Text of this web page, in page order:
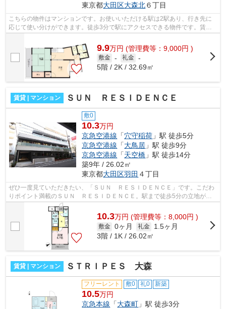
東京都大田区大森北６丁目
こちらの物件はマンションです。お使いいただける駅は2駅あり、行き先に
応じて使い分けができます。徒歩3分で駅にアクセスできる物件です。賃貸
情報をお探しの方は、ぜひ当社にご連絡...
9.9万円 (管理費等：9,000円 )
敷金 - 礼金 -
5階 / 2K / 32.69㎡
賃貸 | マンション ＳＵＮ ＲＥＳＩＤＥＮＣＥ
敷0
10.3万円
京急空港線 「穴守稲荷 」駅 徒歩5分
京急空港線 「大鳥居 」駅 徒歩9分
京急空港線 「天空橋 」駅 徒歩14分
築9年 / 26.02㎡
東京都大田区羽田 ４丁目
ぜひ一度見ていただきたい、「ＳＵＮ ＲＥＳＩＤＥＮＣＥ」です。こだわ
りポイント満載のＳＵＮ ＲＥＳＩＤＥＮＣＥ。駅まで徒歩5分の立地が魅
力的な、利便性の高い物件です。築8年...
10.3万円 (管理費等：8,000円 )
敷金 0ヶ月 礼金
1.5ヶ月
3階 / 1K / 26.02㎡
賃貸 | マンション ＳＴＲＩＰＥＳ 大森
フリーレント 敷0 礼0 新築
10.5万円
京急本線 「大森町 」駅 徒歩3分